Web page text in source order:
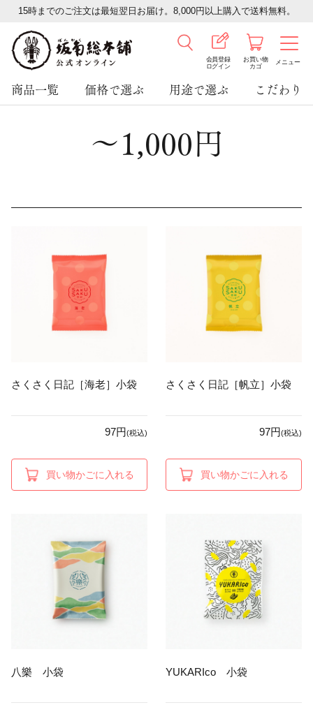
15時までのご注文は最短翌日お届け。8,000円以上購入で送料無料。
会員登録
ログイン
お買い物
カゴ
メニュー
商品一覧 価格で選ぶ 用途で選ぶ こだわり
～1,000円
さくさく日記［海老］小袋
97円(税込)
買い物かごに入れる
さくさく日記［帆立］小袋
97円(税込)
買い物かごに入れる
八樂 小袋 YUKARIco 小袋